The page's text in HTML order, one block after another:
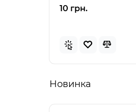
транспортування Ру..
10 грн.
Новинка